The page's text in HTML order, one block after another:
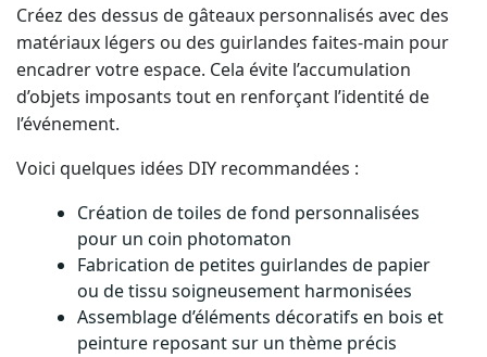
Créez des dessus de gâteaux personnalisés avec des
matériaux légers ou des guirlandes faites-main pour
encadrer votre espace. Cela évite l’accumulation
d’objets imposants tout en renforçant l’identité de
l’événement.
Voici quelques idées DIY recommandées :
Création de toiles de fond personnalisées
pour un coin photomaton
Fabrication de petites guirlandes de papier
ou de tissu soigneusement harmonisées
Assemblage d’éléments décoratifs en bois et
peinture reposant sur un thème précis